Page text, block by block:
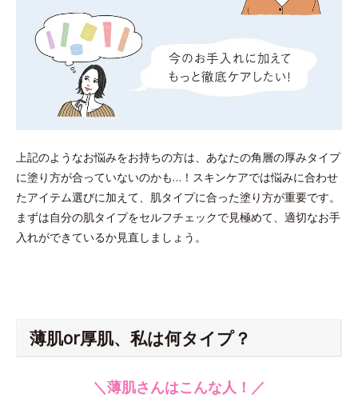
上記のようなお悩みをお持ちの方は、あなたの角層の厚みタイプ
に塗り方が合っていないのかも…！スキンケアでは悩みに合わせ
たアイテム選びに加えて、肌タイプに合った塗り方が重要です。
まずは自分の肌タイプをセルフチェックで見極めて、適切なお手
入れができているか見直しましょう。
薄肌or厚肌、私は何タイプ？
＼薄肌さんはこんな人！／